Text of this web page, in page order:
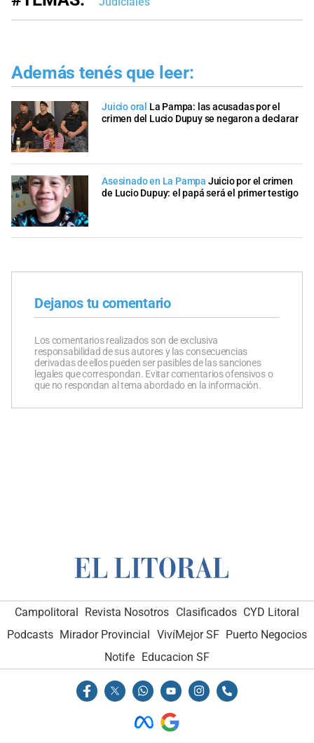
Además tenés que leer:
Juicio oral La Pampa: las acusadas por el
crimen del Lucio Dupuy se negaron a declarar
Asesinado en La Pampa Juicio por el crimen
de Lucio Dupuy: el papá será el primer testigo
Dejanos tu comentario
Los comentarios realizados son de exclusiva
responsabilidad de sus autores y las consecuencias
derivadas de ellos pueden ser pasibles de las sanciones
legales que correspondan. Evitar comentarios ofensivos o
que no respondan al tema abordado en la información.
Campolitoral Revista Nosotros Clasificados CYD Litoral
Podcasts Mirador Provincial VivíMejor SF Puerto Negocios
Notife Educacion SF